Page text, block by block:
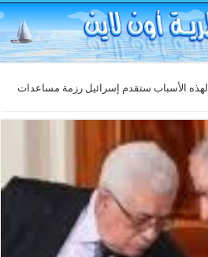
لهذه الأسباب ستقدم إسرائيل رزمة مساعدات